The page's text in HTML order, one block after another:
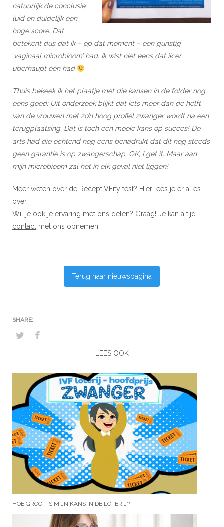
natuurlijk de conclusie;
luid en duidelijk een
hoge score. Dat
betekent dus dat ik – op dat moment – een gunstig
‘vaginaal microbioom’ had. Ik wist niet eens dat ik er
überhaupt één had
Thuis bekeek ik het plaatje met die kansen in de folder nog
eens goed: Uit onderzoek blijkt dat iets meer dan de helft
van de vrouwen met zo’n hoog profiel zwanger wordt na een
terugplaatsing. Dat is toch een mooie kans op succes! De
arts had die ochtend nog eens benadrukt dat dit nog steeds
geen garantie is op zwangerschap. OK, I get it. Maar aan
mijn microbioom zal het in elk geval niet liggen!
Meer weten over de ReceptIVFity test? Hier lees je er alles
over.
Wil je ook je ervaring met ons delen? Graag! Je kan altijd
contact met ons opnemen.
Terug naar nieuwspagina
LEES OOK
HOE GROOT IS MIJN KANS IN DE LOTERIJ?